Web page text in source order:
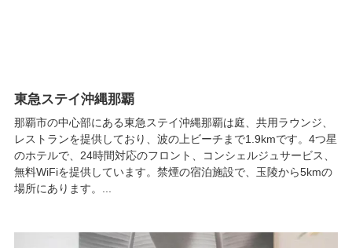
東急ステイ沖縄那覇
那覇市の中心部にある東急ステイ沖縄那覇は庭、共用ラウンジ、
レストランを提供しており、波の上ビーチまで1.9kmです。4つ星
のホテルで、24時間対応のフロント、コンシェルジュサービス、
無料WiFiを提供しています。禁煙の宿泊施設で、玉陵から5kmの
場所にあります。...